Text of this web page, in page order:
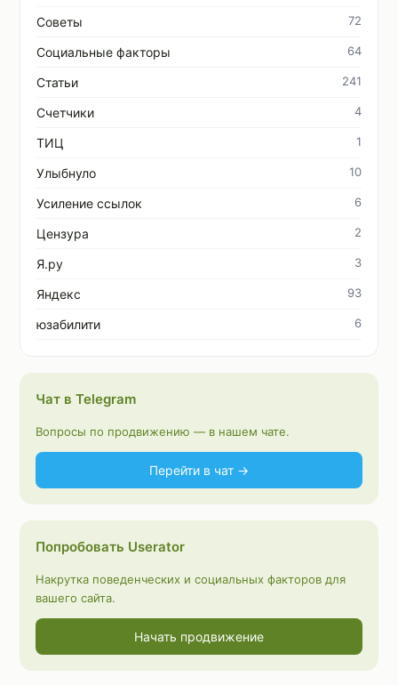
Советы 72
Социальные факторы 64
Статьи 241
Счетчики 4
ТИЦ 1
Улыбнуло 10
Усиление ссылок 6
Цензура 2
Я.ру 3
Яндекс 93
юзабилити 6
Чат в Telegram
Вопросы по продвижению — в нашем чате.
Перейти в чат →
Попробовать Userator
Накрутка поведенческих и социальных факторов для
вашего сайта.
Начать продвижение